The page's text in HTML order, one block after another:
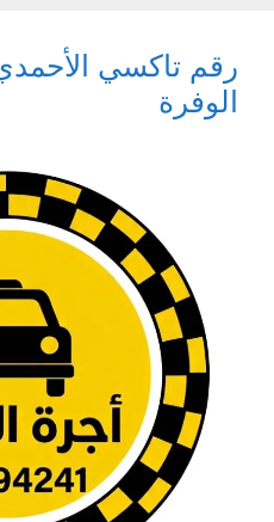
رقم تاكسي
الوفرة